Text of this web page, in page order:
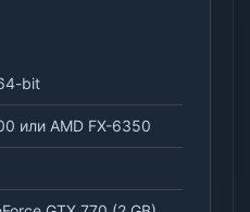
bit
или AMD FX-6350